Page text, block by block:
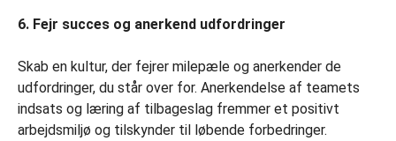
6. Fejr succes og anerkend udfordringer
Skab en kultur, der fejrer milepæle og anerkender de
udfordringer, du står over for. Anerkendelse af teamets
indsats og læring af tilbageslag fremmer et positivt
arbejdsmiljø og tilskynder til løbende forbedringer.